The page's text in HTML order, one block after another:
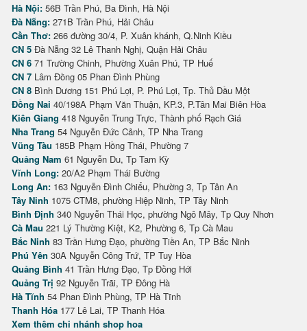
Hà Nội: 56B Trần Phú, Ba Đình, Hà Nội
Đà Nẵng: 271B Trần Phú, Hải Châu
Cần Thơ: 266 đường 30/4, P. Xuân khánh, Q.Ninh Kiều
CN 5 Đà Nẵng 32 Lê Thanh Nghị, Quận Hải Châu
CN 6 71 Trường Chinh, Phường Xuân Phú, TP Huế
CN 7 Lâm Đồng 05 Phan Đình Phùng
CN 8 Bình Dương 151 Phú Lợi, P. Phú Lợi, Tp. Thủ Dầu Một
Đồng Nai 40/198A Phạm Văn Thuận, KP.3, P.Tân Mai Biên Hòa
Kiên Giang 418 Nguyễn Trung Trực, Thành phố Rạch Giá
Nha Trang 54 Nguyễn Đức Cảnh, TP Nha Trang
Vũng Tàu 185B Phạm Hồng Thái, Phường 7
Quảng Nam 61 Nguyễn Du, Tp Tam Kỳ
Vĩnh Long: 20/A2 Phạm Thái Bường
Long An: 163 Nguyễn Đình Chiểu, Phường 3, Tp Tân An
Tây Ninh 1075 CTM8, phường Hiệp Ninh, TP Tây Ninh
Bình Định 340 Nguyễn Thái Học, phường Ngô Mây, Tp Quy Nhơn
Cà Mau 221 Lý Thường Kiệt, K2, Phường 6, Tp Cà Mau
Bắc Ninh 83 Trần Hưng Đạo, phường Tiền An, TP Bắc Ninh
Phú Yên 30A Nguyễn Công Trứ, TP Tuy Hòa
Quảng Bình 41 Trần Hưng Đạo, Tp Đồng Hới
Quảng Trị 92 Nguyễn Trãi, TP Đông Hà
Hà Tĩnh 54 Phan Đình Phùng, TP Hà Tĩnh
Thanh Hóa 177 Lê Lai, TP Thanh Hóa
Xem thêm chi nhánh shop hoa